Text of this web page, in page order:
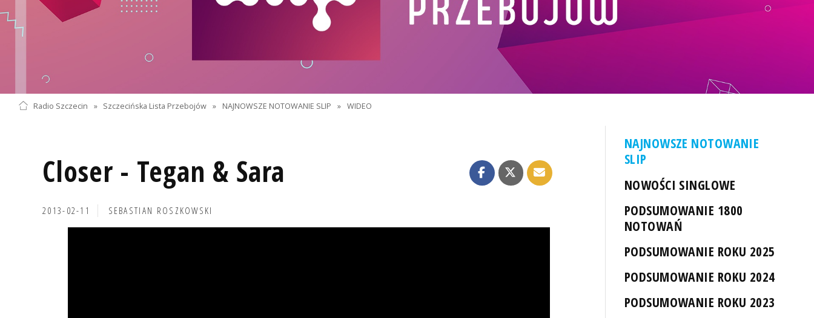
Radio Szczecin » Szczecińska Lista Przebojów » NAJNOWSZE NOTOWANIE SLIP » WIDEO
Closer - Tegan & Sara
2013-02-11 SEBASTIAN ROSZKOWSKI
NAJNOWSZE NOTOWANIE
SLIP
NOWOŚCI SINGLOWE
PODSUMOWANIE 1800
NOTOWAŃ
PODSUMOWANIE ROKU 2025
PODSUMOWANIE ROKU 2024
PODSUMOWANIE ROKU 2023